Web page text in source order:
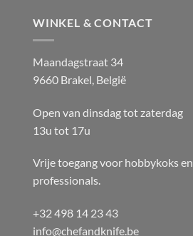
WINKEL & CONTACT
Maandagstraat 34
9660 Brakel, België
Open van dinsdag tot zaterdag
13u tot 17u
Vrije toegang voor hobbykoks en
professionals.
+32 498 14 23 43
info@chefandknife.be